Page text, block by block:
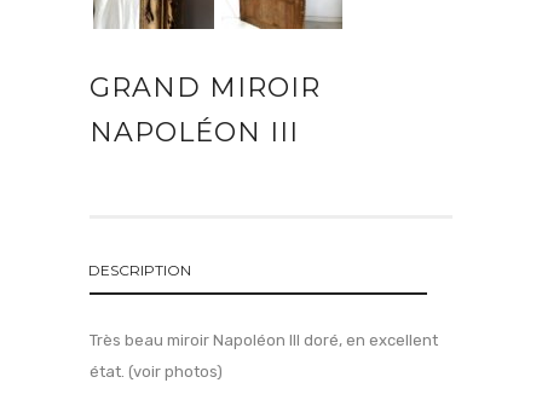
GRAND MIROIR
NAPOLÉON III
DESCRIPTION
Très beau miroir Napoléon III doré, en excellent
état. (voir photos)